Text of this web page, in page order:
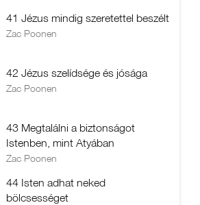
41 Jézus mindig szeretettel beszélt
Zac Poonen
42 Jézus szelídsége és jósága
Zac Poonen
43 Megtalálni a biztonságot
Istenben, mint Atyában
Zac Poonen
44 Isten adhat neked
bölcsességet